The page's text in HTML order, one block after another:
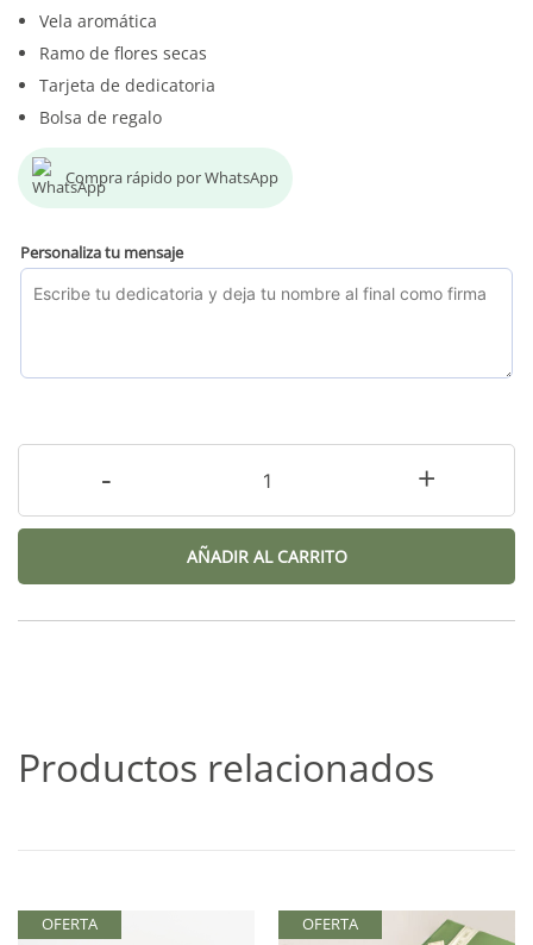
Vela aromática
Ramo de flores secas
Tarjeta de dedicatoria
Bolsa de regalo
Compra rápido por WhatsApp
Personaliza tu mensaje
- +
AÑADIR AL CARRITO
Productos relacionados
OFERTA OFERTA